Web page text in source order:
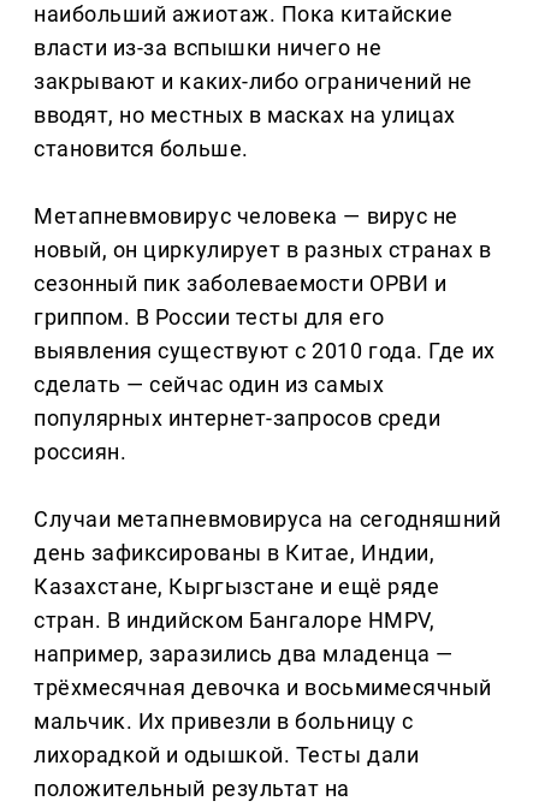
наибольший ажиотаж. Пока китайские
власти из-за вспышки ничего не
закрывают и каких-либо ограничений не
вводят, но местных в масках на улицах
становится больше.
Метапневмовирус человека — вирус не
новый, он циркулирует в разных странах в
сезонный пик заболеваемости ОРВИ и
гриппом. В России тесты для его
выявления существуют с 2010 года. Где их
сделать — сейчас один из самых
популярных интернет-запросов среди
россиян.
Случаи метапневмовируса на сегодняшний
день зафиксированы в Китае, Индии,
Казахстане, Кыргызстане и ещё ряде
стран. В индийском Бангалоре HMPV,
например, заразились два младенца —
трёхмесячная девочка и восьмимесячный
мальчик. Их привезли в больницу с
лихорадкой и одышкой. Тесты дали
положительный результат на